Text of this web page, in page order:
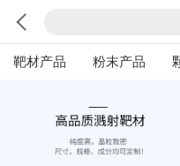
靶材产品 粉末产品